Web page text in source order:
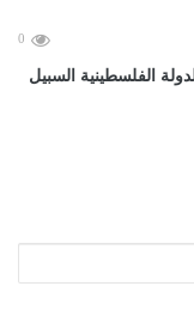
0
الفلسطينية السبيل